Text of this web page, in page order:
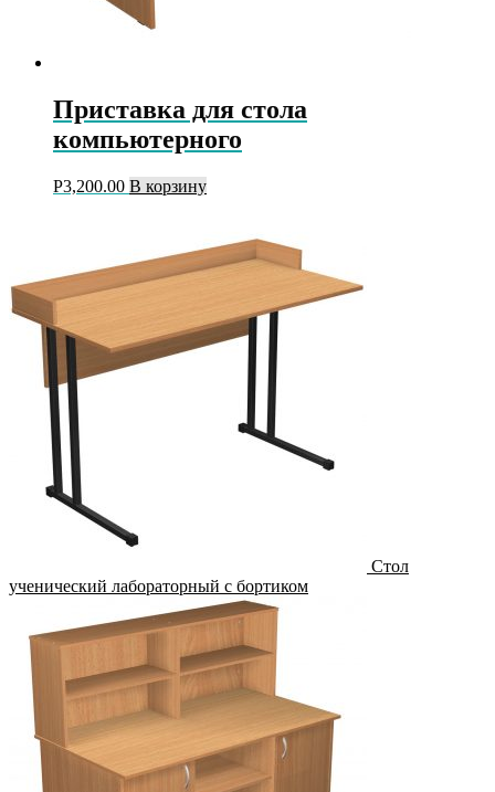
Приставка для стола
компьютерного
Р3,200.00 В корзину
Стол
ученический лабораторный с бортиком